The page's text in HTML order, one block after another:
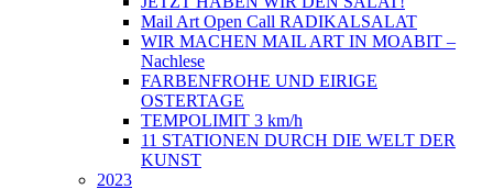
Mail Art Open Call RADIKALSALAT
WIR MACHEN MAIL ART IN MOABIT –
Nachlese
FARBENFROHE UND EIRIGE
OSTERTAGE
TEMPOLIMIT 3 km/h
11 STATIONEN DURCH DIE WELT DER
KUNST
2023